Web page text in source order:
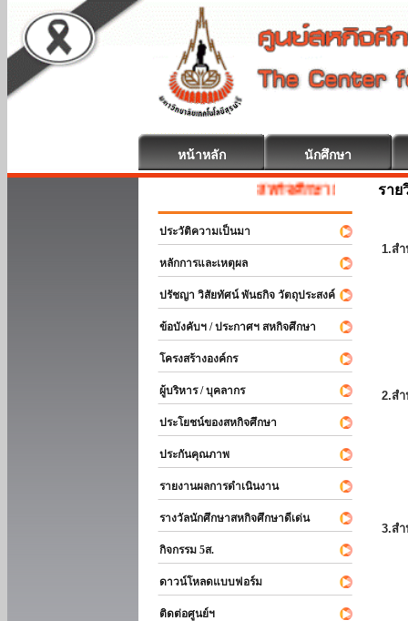
หน้าหลัก นักศึกษา
สหกิจศึกษา ยินดีต้อนรับ
ประวัติความเป็นมา
หลักการและเหตุผล
ปรัชญา วิสัยทัศน์ พันธกิจ วัตถุประสงค์
ข้อบังคับฯ / ประกาศฯ สหกิจศึกษา
โครงสร้างองค์กร
ผู้บริหาร / บุคลากร
ประโยชน์ของสหกิจศึกษา
ประกันคุณภาพ
รายงานผลการดำเนินงาน
รางวัลนักศึกษาสหกิจศึกษาดีเด่น
กิจกรรม 5ส.
ดาวน์โหลดแบบฟอร์ม
ติดต่อศูนย์ฯ
ราย
1.ส
2.ส
3.ส